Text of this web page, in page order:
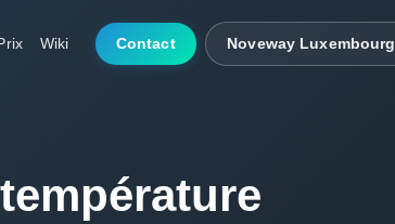
Wiki Contact Noveway Luxembourg